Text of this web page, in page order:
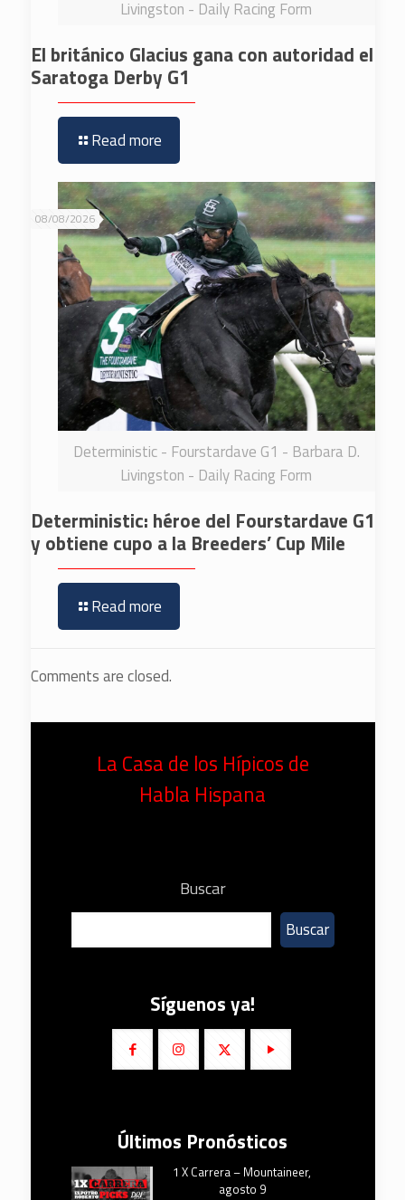
Livingston - Daily Racing Form
El británico Glacius gana con autoridad el
Saratoga Derby G1
Read more
Deterministic - Fourstardave G1 - Barbara D.
Livingston - Daily Racing Form
08/08/2026
Deterministic: héroe del Fourstardave G1
y obtiene cupo a la Breeders’ Cup Mile
Read more
Comments are closed.
La Casa de los Hípicos de
Habla Hispana
Buscar
Buscar
Síguenos ya!
Últimos Pronósticos
1 X Carrera – Mountaineer,
agosto 9